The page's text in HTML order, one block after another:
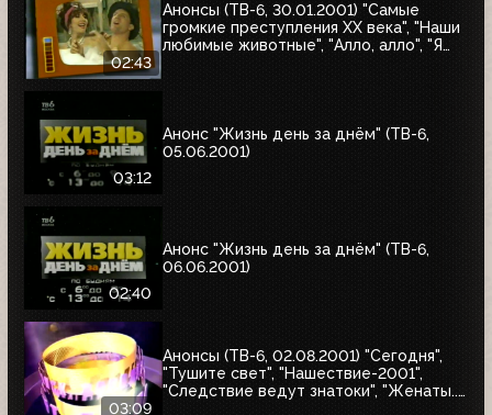
02:43
Анонсы (ТВ-6, 30.01.2001) "Самые
громкие преступления XX века", "Наши
любимые животные", "Алло, алло", "Я
03:12
Анонс "Жизнь день за днём" (ТВ-6,
05.06.2001)
02:40
Анонс "Жизнь день за днём" (ТВ-6,
06.06.2001)
03:09
Анонсы (ТВ-6, 02.08.2001) "Сегодня",
"Тушите свет", "Нашествие-2001",
"Следствие ведут знатоки", "Женаты...